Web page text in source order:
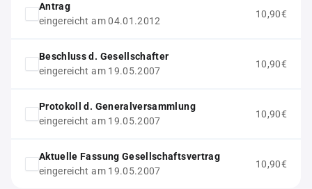
Antrag
eingereicht am 04.01.2012
10,90€
Beschluss d. Gesellschafter
eingereicht am 19.05.2007
10,90€
Protokoll d. Generalversammlung
eingereicht am 19.05.2007
10,90€
Aktuelle Fassung Gesellschaftsvertrag
eingereicht am 19.05.2007
10,90€